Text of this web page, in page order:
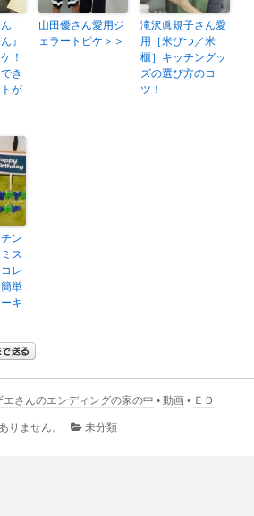
』
！
き
が
山田優さん愛用ジ
ェラートピケ＞＞
滝沢眞規子さん愛
用［米びつ／米
櫃］キッチングッ
ズの選び方のコ
ツ！
ン
ス
レ
単
キ
エさんのエンディングの家の中 • 動画 • ＥＤ
りません。 未分類